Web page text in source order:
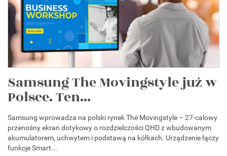
Samsung The Movingstyle już w
Polsce. Ten...
Samsung wprowadza na polski rynek The Movingstyle – 27-calowy
przenośny ekran dotykowy o rozdzielczości QHD z wbudowanym
akumulatorem, uchwytem i podstawą na kółkach. Urządzenie łączy
funkcje Smart...